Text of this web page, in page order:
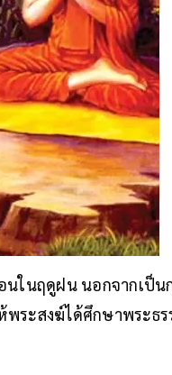
ในฤดูฝน นอกจากเป็น
ระสงฆ์ได้ศึกษาพระธร